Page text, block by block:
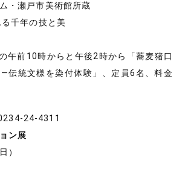
・瀬戸市美術館所蔵
千年の技と美
午前10時からと午後2時から「蕎麦猪口
伝統文様を染付体験」、定員6名、料金
24-4311
ン展
）